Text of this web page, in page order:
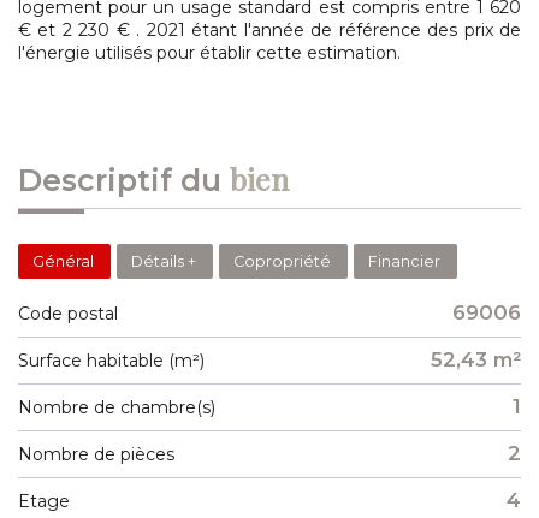
logement pour un usage standard est compris entre 1 620
€ et 2 230 € . 2021 étant l'année de référence des prix de
l'énergie utilisés pour établir cette estimation.
descriptif du bien
Général Détails + Copropriété Financier
Code postal 69006
Surface habitable (m²) 52,43 m²
Nombre de chambre(s) 1
Nombre de pièces 2
Etage 4